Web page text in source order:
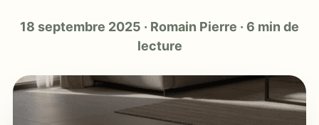
18 septembre 2025 · Romain Pierre · 6 min de
lecture